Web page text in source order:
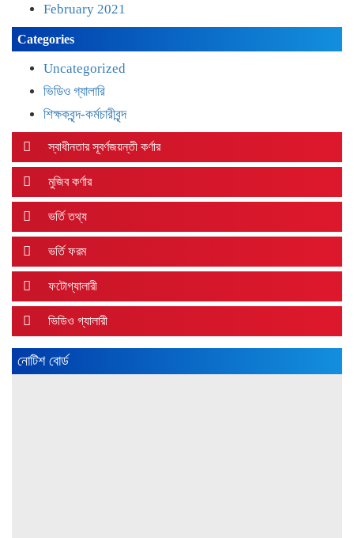
February 2021
Categories
Uncategorized
ভিডিও গ্যালারি
শিক্ষকবৃন্দ-কর্মচারীবৃন্দ
স্বাধীনতার সূবর্ণজয়ন্তী কর্ণার
মুজিব কর্ণার
ভর্তি তথ্য
ভর্তি ফরম
ফটোগ্যালারী
ভিডিও গ্যালারী
নোটিশ বোর্ড